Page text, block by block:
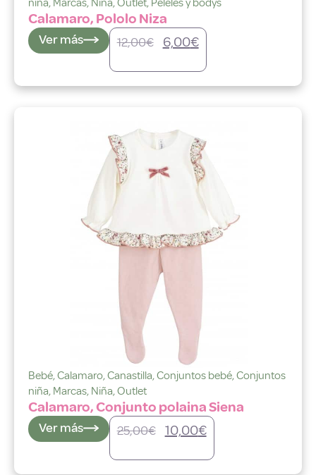
niña, Marcas, Niña,Outlet, Peleles y bodys
Calamaro, Pololo Niza
Ver más 12,00€ 6,00€
Bebé,Calamaro,Canastilla,Conjuntos bebé,Conjuntos
niña, Marcas, Niña,Outlet
Calamaro, Conjunto polaina Siena
Ver más 25,00€ 10,00€